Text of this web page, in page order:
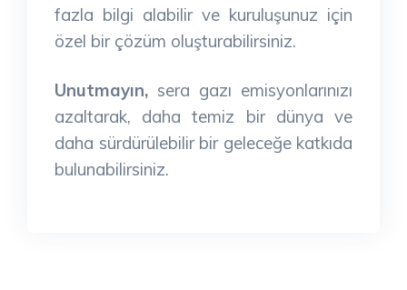
fazla bilgi alabilir ve kuruluşunuz için
özel bir çözüm oluşturabilirsiniz.
Unutmayın, sera gazı emisyonlarınızı
azaltarak, daha temiz bir dünya ve
daha sürdürülebilir bir geleceğe katkıda
bulunabilirsiniz.